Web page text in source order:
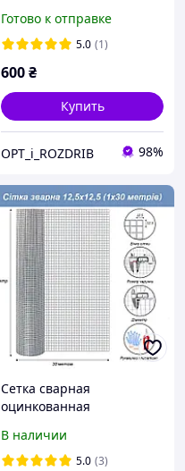
Готово к отправке
5.0 (1)
600₴
Купить
OPT_i_ROZDRIB 98%
Сетка сварная
оцинкованная
В наличии
5.0 (3)